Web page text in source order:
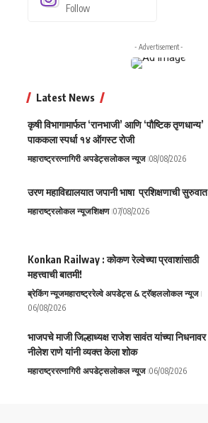
Follow
- Advertisement -
Latest News
कृषी विभागामार्फत ‘रानभाजी’ आणि ‘पौष्टिक तृणधान्य’
पाककला स्पर्धा १४ ऑगस्ट रोजी
महाराष्ट्ररत्नागिरी अपडेट्सलोकल न्यूज 08/08/2026
उरण महाविद्यालयात जपानी भाषा प्रशिक्षणाची सुरुवात
महाराष्ट्रलोकल न्यूजशिक्षण 07/08/2026
Konkan Railway : कोकण रेल्वेच्या प्रवाशांसाठी
महत्त्वाची बातमी!
ब्रेकिंग न्यूजमहाराष्ट्ररेल्वे अपडेट्स & ट्रॅव्हललोकल न्यूज
06/08/2026
भाजपचे माजी जिल्हाध्यक्ष राजेश सावंत यांच्या निधनावर
नीलेश राणे यांनी व्यक्त केला शोक
महाराष्ट्ररत्नागिरी अपडेट्सलोकल न्यूज 06/08/2026